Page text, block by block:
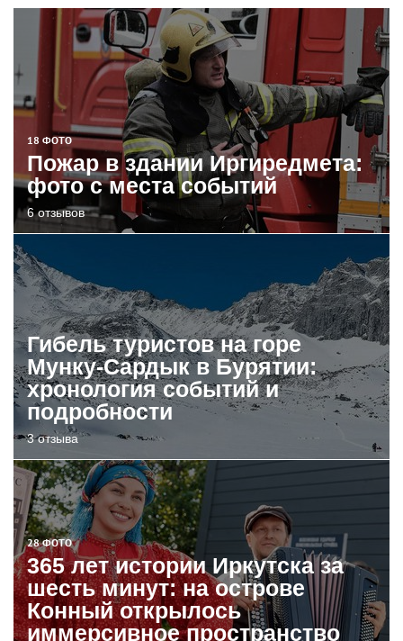
18 ФОТО
Пожар в здании Иргиредмета:
фото с места событий
6 отзывов
Гибель туристов на горе
Мунку-Сардык в Бурятии:
хронология событий и
подробности
3 отзыва
28 ФОТО
365 лет истории Иркутска за
шесть минут: на острове
Конный открылось
иммерсивное пространство